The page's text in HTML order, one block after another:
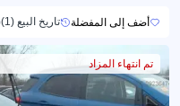
أضف إلى المفضلة تاريخ البيع (1)
تم انتهاء المزاد